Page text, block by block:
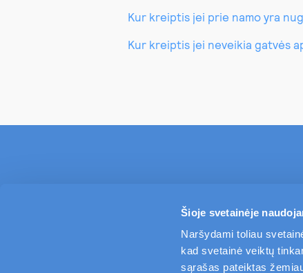
Šioje svetainėje
Naršydami toliau
kad svetainė veiktų
sąrašas pateiktas
Kur kreiptis jei prie namo yra
Kur kreiptis jei neveikia gatvės